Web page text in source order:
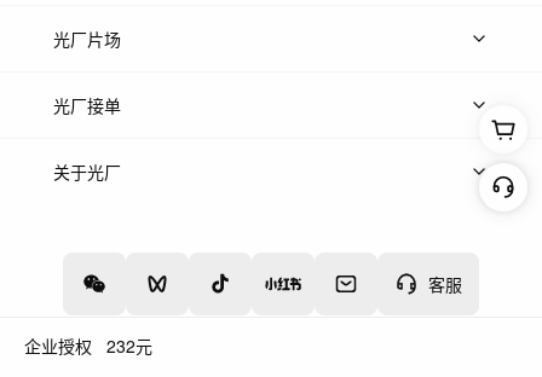
企业授权 232元
客服
热门音乐
光厂片场
上传案例
光厂接单
上架服务
关于光厂